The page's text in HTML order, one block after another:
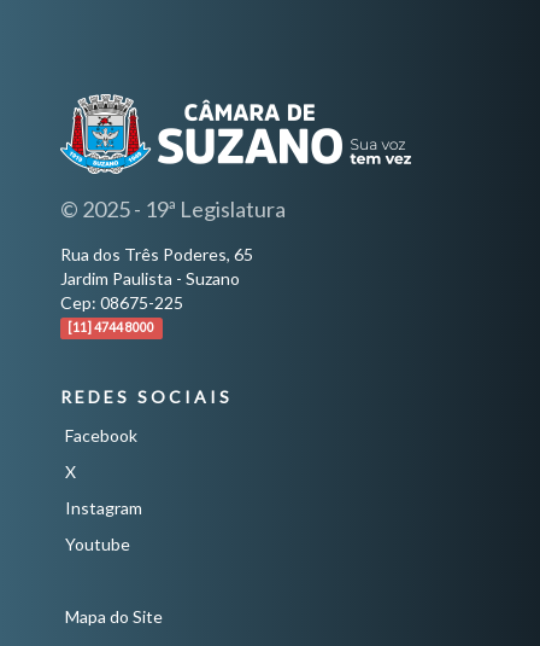
© 2025 - 19ª Legislatura
Rua dos Três Poderes, 65
Jardim Paulista - Suzano
Cep: 08675-225
[11] 4744 8000
REDES SOCIAIS
Facebook
X
Instagram
Youtube
Mapa do Site